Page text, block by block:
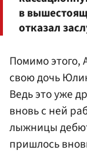
в
отказал
Помимо этого,
свою дочь
Ведь это уже
вновь с ней
лыжницы
пришлось